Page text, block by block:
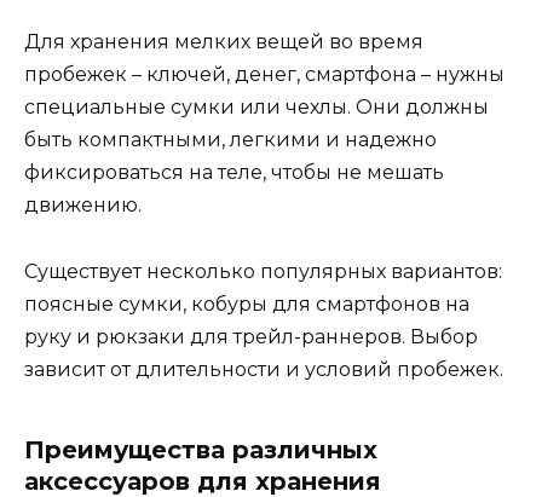
Для хранения мелких вещей во время
пробежек – ключей, денег, смартфона – нужны
специальные сумки или чехлы. Они должны
быть компактными, легкими и надежно
фиксироваться на теле, чтобы не мешать
движению.
Существует несколько популярных вариантов:
поясные сумки, кобуры для смартфонов на
руку и рюкзаки для трейл-раннеров. Выбор
зависит от длительности и условий пробежек.
Преимущества различных
аксессуаров для хранения